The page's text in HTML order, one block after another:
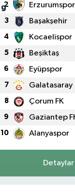
2 Erzurumspor
3 Başakşehir
4 Kocaelispor
5 Beşiktaş
6 Eyüpspor
7 Galatasaray
8 Çorum FK
9 Gaziantep
10 Alanyaspor
Detaylar